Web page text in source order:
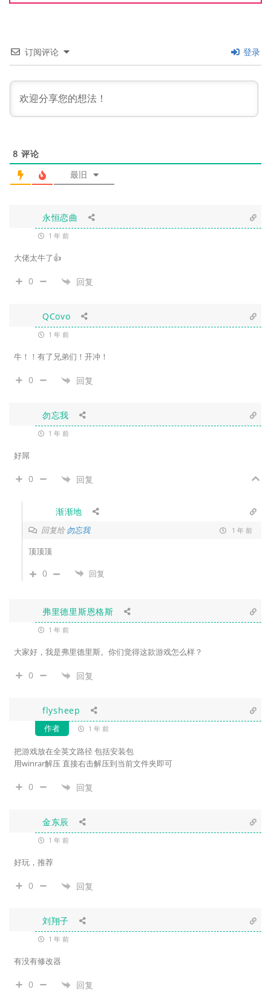
订阅评论 登录
8 评论
最旧
永恒恋曲
1 年 前
大佬太牛了👍
0 回复
QCovo
1 年 前
牛！！有了兄弟们！开冲！
0 回复
勿忘我
1 年 前
好屌
0 回复
渐渐地
回复给勿忘我 1 年 前
顶顶顶
0 回复
弗里德里斯恩格斯
1 年 前
大家好，我是弗里德里斯。你们觉得这款游戏怎么样？
0 回复
flysheep
作者 1 年 前
把游戏放在全英文路径 包括安装包
用winrar解压 直接右击解压到当前文件夹即可
0 回复
金东辰
1 年 前
好玩，推荐
0 回复
刘翔子
1 年 前
有没有修改器
0 回复